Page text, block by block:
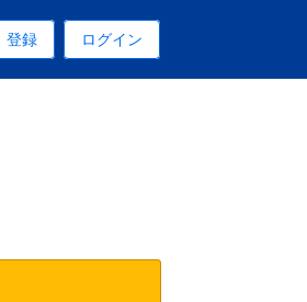
すです
けられます
登録 ログイン